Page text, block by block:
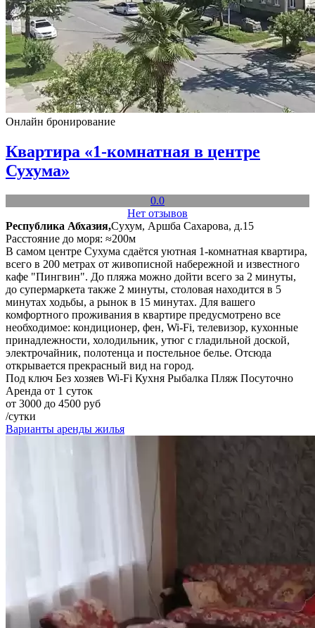
Онлайн бронирование
Квартира «1-комнатная в центре
Сухума»
0.0
Нет отзывов
Республика Абхазия,Сухум, Аршба Сахарова, д.15
Расстояние до моря: ≈200м
В самом центре Сухума сдаётся уютная 1-комнатная квартира,
всего в 200 метрах от живописной набережной и известного
кафе "Пингвин". До пляжа можно дойти всего за 2 минуты,
до супермаркета также 2 минуты, столовая находится в 5
минутах ходьбы, а рынок в 15 минутах. Для вашего
комфортного проживания в квартире предусмотрено все
необходимое: кондиционер, фен, Wi-Fi, телевизор, кухонные
принадлежности, холодильник, утюг с гладильной доской,
электрочайник, полотенца и постельное белье. Отсюда
открывается прекрасный вид на город.
Под ключ Без хозяев Wi-Fi Кухня Рыбалка Пляж Посуточно
Аренда от 1 суток
от 3000 до 4500 руб
/сутки
Варианты аренды жилья